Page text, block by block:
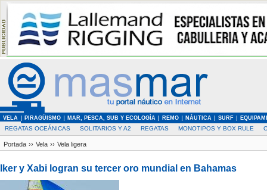
VELA PIRAGÜISMO MAR, PESCA, SUB Y ECOLOGÍA REMO NÁUTICA SURF
REGATAS OCEÁNICAS SOLITARIOS Y A2 REGATAS MONOTIPOS Y BOX RULE
Portada ›› Vela ›› Vela ligera
Iker y Xabi logran su tercer oro mundial en Bahamas